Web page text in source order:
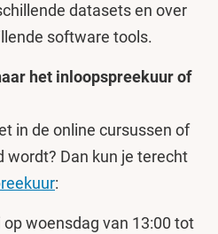
datasets en over
software tools.
het inloopspreekuur of
in de online cursussen of
Dan kun je terecht
:
woensdag van 13:00 tot